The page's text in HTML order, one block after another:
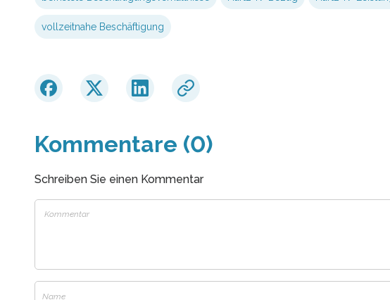
vollzeitnahe Beschäftigung
Kommentare (0)
Schreiben Sie einen Kommentar